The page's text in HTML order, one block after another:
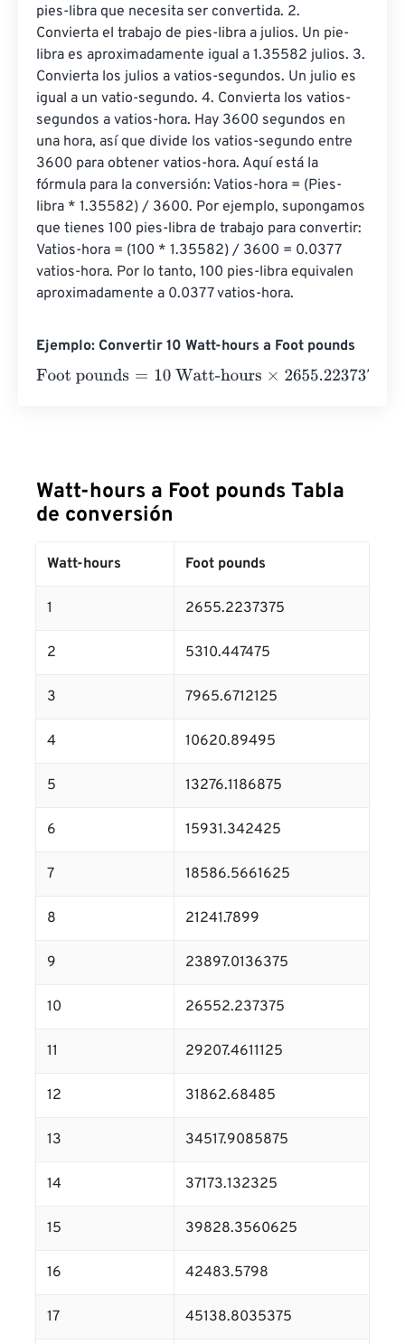
pies-libra que necesita ser convertida. 2.
Convierta el trabajo de pies-libra a julios. Un pie-
libra es aproximadamente igual a 1.35582 julios. 3.
Convierta los julios a vatios-segundos. Un julio es
igual a un vatio-segundo. 4. Convierta los vatios-
segundos a vatios-hora. Hay 3600 segundos en
una hora, así que divide los vatios-segundo entre
3600 para obtener vatios-hora. Aquí está la
fórmula para la conversión: Vatios-hora = (Pies-
libra * 1.35582) / 3600. Por ejemplo, supongamos
que tienes 100 pies-libra de trabajo para convertir:
Vatios-hora = (100 * 1.35582) / 3600 = 0.0377
vatios-hora. Por lo tanto, 100 pies-libra equivalen
aproximadamente a 0.0377 vatios-hora.
Ejemplo: Convertir 10 Watt-hours a Foot pounds
Foot pounds=10 Watt-hours×2655.2237375=
Watt-hours a Foot pounds Tabla
de conversión
Watt-hours Foot pounds
1 2655.2237375
2 5310.447475
3 7965.6712125
4 10620.89495
5 13276.1186875
6 15931.342425
7 18586.5661625
8 21241.7899
9 23897.0136375
10 26552.237375
11 29207.4611125
12 31862.68485
13 34517.9085875
14 37173.132325
15 39828.3560625
16 42483.5798
17 45138.8035375